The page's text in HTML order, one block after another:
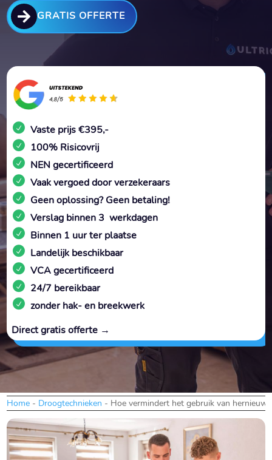
 GRATIS OFFERTE
Vaste prijs €395,-
100% Risicovrij
NEN gecertificeerd
Vaak vergoed door verzekeraars
Geen oplossing? Geen betaling!
Verslag binnen 3 werkdagen
Binnen 1 uur ter plaatse
Landelijk beschikbaar
VCA gecertificeerd
24/7 bereikbaar
zonder hak- en breekwerk
Direct gratis offerte →
Home - Droogtechnieken - Hoe vermindert het gebruik van